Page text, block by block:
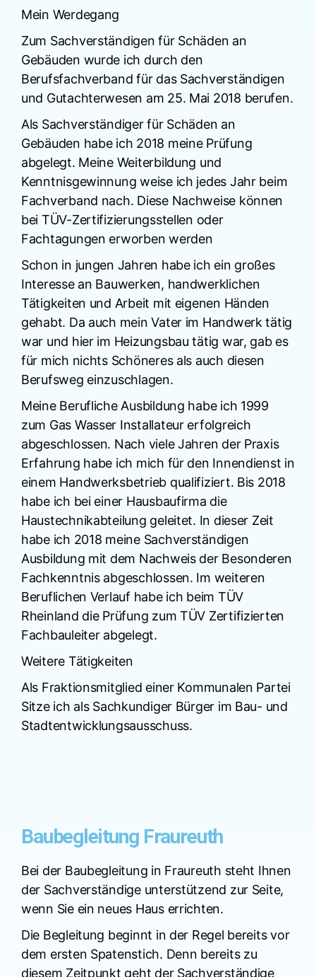
Mein Werdegang
Zum Sachverständigen für Schäden an
Gebäuden wurde ich durch den
Berufsfachverband für das Sachverständigen
und Gutachterwesen am 25. Mai 2018 berufen.
Als Sachverständiger für Schäden an
Gebäuden habe ich 2018 meine Prüfung
abgelegt. Meine Weiterbildung und
Kenntnisgewinnung weise ich jedes Jahr beim
Fachverband nach. Diese Nachweise können
bei TÜV-Zertifizierungsstellen oder
Fachtagungen erworben werden
Schon in jungen Jahren habe ich ein großes
Interesse an Bauwerken, handwerklichen
Tätigkeiten und Arbeit mit eigenen Händen
gehabt. Da auch mein Vater im Handwerk tätig
war und hier im Heizungsbau tätig war, gab es
für mich nichts Schöneres als auch diesen
Berufsweg einzuschlagen.
Meine Berufliche Ausbildung habe ich 1999
zum Gas Wasser Installateur erfolgreich
abgeschlossen. Nach viele Jahren der Praxis
Erfahrung habe ich mich für den Innendienst in
einem Handwerksbetrieb qualifiziert. Bis 2018
habe ich bei einer Hausbaufirma die
Haustechnikabteilung geleitet. In dieser Zeit
habe ich 2018 meine Sachverständigen
Ausbildung mit dem Nachweis der Besonderen
Fachkenntnis abgeschlossen. Im weiteren
Beruflichen Verlauf habe ich beim TÜV
Rheinland die Prüfung zum TÜV Zertifizierten
Fachbauleiter abgelegt.
Weitere Tätigkeiten
Als Fraktionsmitglied einer Kommunalen Partei
Sitze ich als Sachkundiger Bürger im Bau- und
Stadtentwicklungsausschuss.
Baubegleitung Fraureuth
Bei der Baubegleitung in Fraureuth steht Ihnen
der Sachverständige unterstützend zur Seite,
wenn Sie ein neues Haus errichten.
Die Begleitung beginnt in der Regel bereits vor
dem ersten Spatenstich. Denn bereits zu
diesem Zeitpunkt geht der Sachverständige